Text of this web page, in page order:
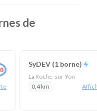
de
SyDEV (1 borne)
La Roche-sur-Yon
0,4 km